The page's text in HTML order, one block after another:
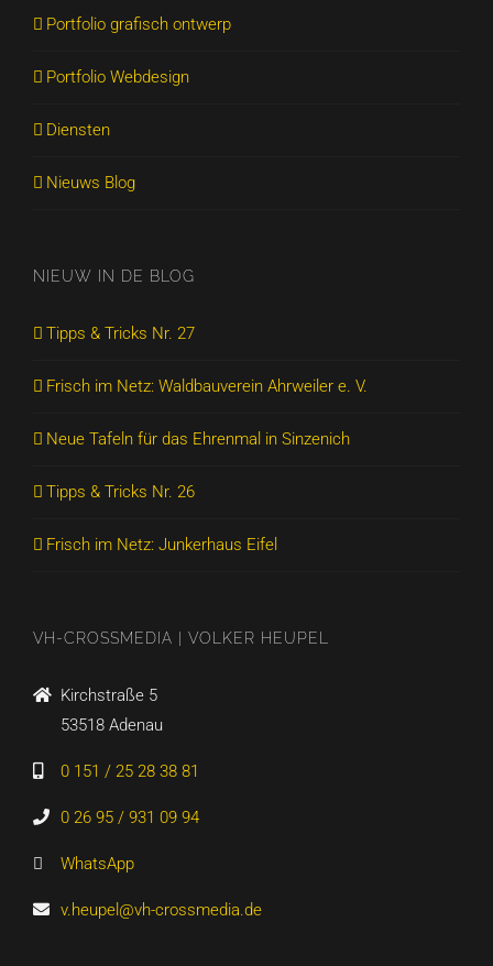
Portfolio grafisch ontwerp
Portfolio Webdesign
Diensten
Nieuws Blog
NIEUW IN DE BLOG
Tipps & Tricks Nr. 27
Frisch im Netz: Waldbauverein Ahrweiler e. V.
Neue Tafeln für das Ehrenmal in Sinzenich
Tipps & Tricks Nr. 26
Frisch im Netz: Junkerhaus Eifel
VH-CROSSMEDIA | VOLKER HEUPEL
Kirchstraße 5
53518 Adenau
0 151 / 25 28 38 81
0 26 95 / 931 09 94
WhatsApp
v.heupel@vh-crossmedia.de